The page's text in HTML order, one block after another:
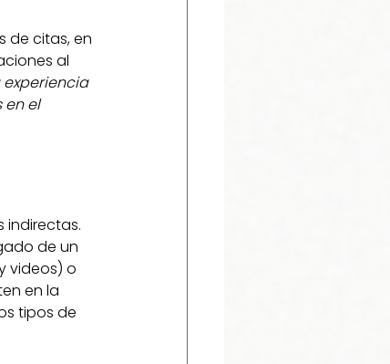
de citas, en
al
experiencia
en el
indirectas.
de un
videos) o
en la
tipos de